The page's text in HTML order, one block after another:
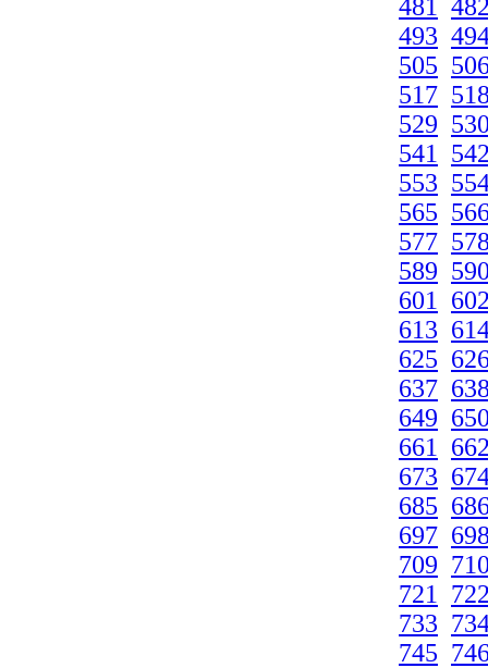
481
493
505
517
529
541
553
565
577
589
601
613
625
637
649
661
673
685
697
709
721
733
745